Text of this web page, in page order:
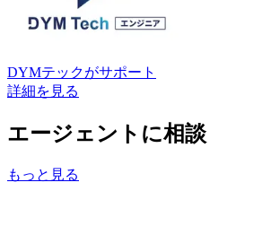
DYMテックがサポート
詳細を見る
エージェントに相談
もっと見る